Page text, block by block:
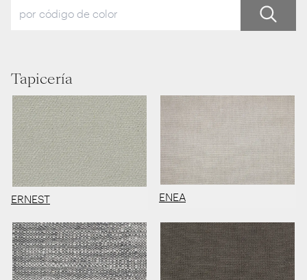
Tapicería
ERNEST ENEA